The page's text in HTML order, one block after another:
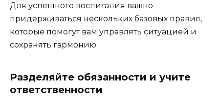
Для успешного воспитания важно
придерживаться нескольких базовых правил,
которые помогут вам управлять ситуацией и
сохранять гармонию.
Разделяйте обязанности и учите
ответственности